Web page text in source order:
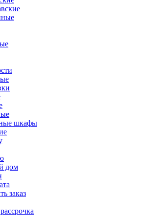
шкафы
дом
заказ